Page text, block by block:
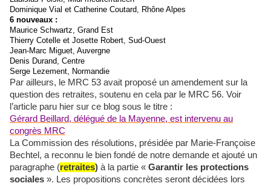
Dominique Vial et Catherine Coutard, Rhône Alpes
6 nouveaux :
Maurice Schwartz, Grand Est
Thierry Cotelle et Josette Robert, Sud-Ouest
Jean-Marc Miguet, Auvergne
Denis Durand, Centre
Serge Lezement, Normandie
Par ailleurs, le MRC 53 avait proposé un amendement sur la
question des retraites, soutenu en cela par le MRC 56. Voir
l’article paru hier sur ce blog sous le titre :
Gérard Beillard, délégué de la Mayenne, est intervenu au
congrès MRC
La Commission des résolutions, présidée par Marie-Françoise
Bechtel, a reconnu le bien fondé de notre demande et ajouté un
paragraphe (retraites) à la partie « Garantir les protections
sociales ». Les propositions concrètes seront décidées lors